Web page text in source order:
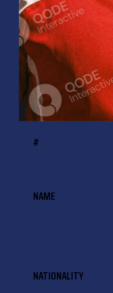
#
NAME
NATIONALITY